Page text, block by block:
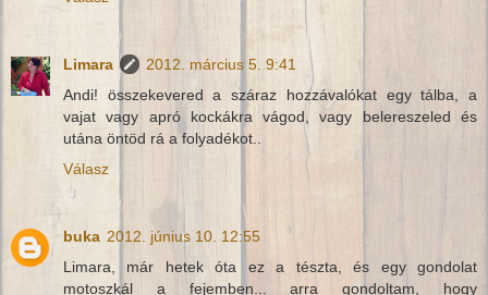
Limara
2012. március 5. 9:41
Andi! összekevered a száraz hozzávalókat egy tálba, a
vajat vagy apró kockákra vágod, vagy belereszeled és
utána öntöd rá a folyadékot..
Válasz
buka 2012. június 10. 12:55
Limara, már hetek óta ez a tészta, és egy gondolat
motoszkál a fejemben... arra gondoltam, hogy